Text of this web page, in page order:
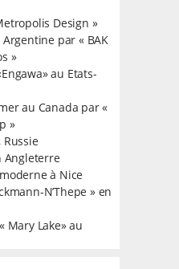
Design »
par « BAK
»
au Etats-
au Canada par «
»
Angleterre
à Nice
N’Thepe » en
Mary Lake» au